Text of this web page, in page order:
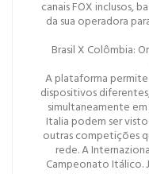
canais FOX inclusos,
da sua operadora
Brasil X Colômbia:
A plataforma
dispositivos
simultaneamente
Italia podem ser
outras competições
rede. A
Campeonato Itálico.